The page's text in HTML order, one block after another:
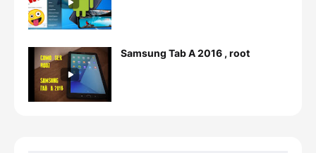
Samsung Tab A 2016 , root